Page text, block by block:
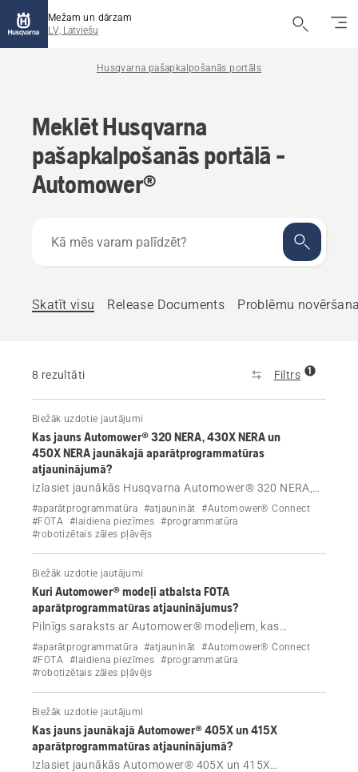
Mežam un dārzam
LV, Latviešu
Husqvarna pašapkalpošanās portāls
Meklēt Husqvarna
pašapkalpošanās portālā -
Automower®
mēs
Skatīt visu
Release Documents Problēmu
8 rezultāti Filtrs 1
Biežāk uzdotie jautājumi
Kas jauns Automower® 320 NERA, 430X NERA un
450X NERA jaunākajā aparātprogrammatūras
atjauninājumā?
Izlasiet jaunākās Husqvarna Automower® 320 NERA,
430X NERA un 450X NERA aparātprogrammatūras
atjaunināšanas piezīmes par laidienu.
#aparātprogrammatūra #atjaunināt
#Automower® Connect
#FOTA #laidiena piezīmes #programmatūra
#robotizētais zāles pļāvējs
Biežāk uzdotie jautājumi
Kuri Automower® modeļi atbalsta FOTA
aparātprogrammatūras atjauninājumus?
Pilnīgs saraksts ar Automower® modeļiem, kas
atbalsta aparātprogrammatūras atjaunināšanu,
izmantojot FOTA (aparātprogrammatūras
atjaunināšana bezvadu režīmā) tehnoloģiju.
#aparātprogrammatūra #atjaunināt
#Automower® Connect
#FOTA #laidiena piezīmes #programmatūra
#robotizētais zāles pļāvējs
Biežāk uzdotie jautājumi
Kas jauns jaunākajā Automower® 405X un 415X
aparātprogrammatūras atjauninājumā?
Izlasiet jaunākās Automower® 405X un 415X